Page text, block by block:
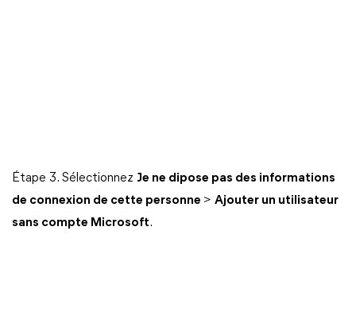
Étape 3. Sélectionnez Je ne dipose pas des informations
de connexion de cette personne > Ajouter un utilisateur
sans compte Microsoft.